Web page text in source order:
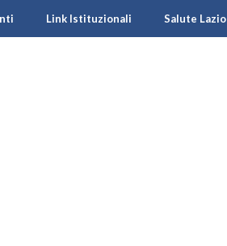
Link Istituzionali Salute Lazio